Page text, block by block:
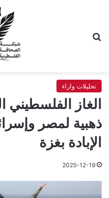
تحليلات واراء
الغاز
ذهبية لمصر
الإبادة بغزة
2025-12-19